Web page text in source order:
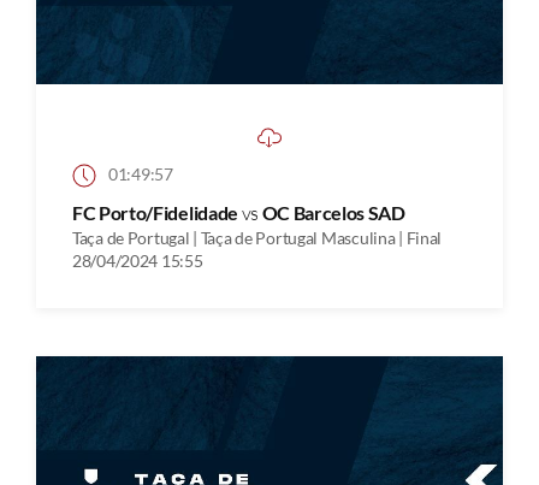
01:49:57
FC Porto/Fidelidade vs OC Barcelos SAD
Taça de Portugal | Taça de Portugal Masculina | Final
28/04/2024 15:55